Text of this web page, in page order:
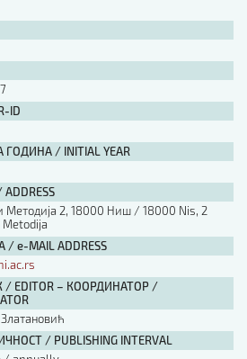
ID
/ INITIAL YEAR
Методија 2, 18000 Ниш / 18000 Nis, 2
Metodija
/ e-MAIL ADDRESS
/ EDITOR – КООРДИНАТОР /
/ PUBLISHING INTERVAL